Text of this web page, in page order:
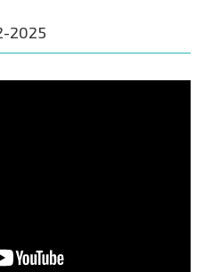
2025